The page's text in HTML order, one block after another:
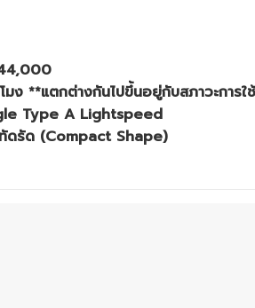
ง **แตกต่างกันไปขึ้นอยู่กับสภาวะการใ
Type A Lightspeed
ทัดรัด (Compact Shape)